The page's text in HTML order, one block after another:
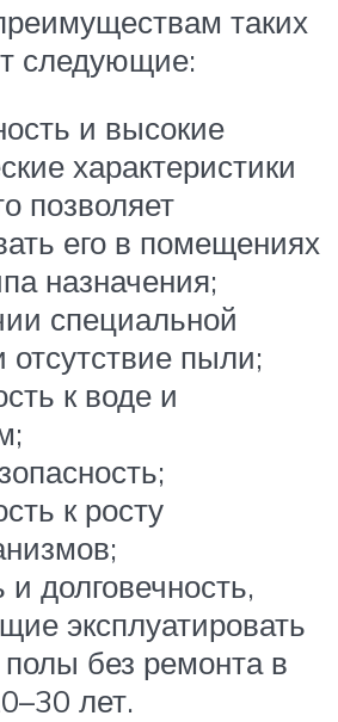
таких
следующие:
и высокие
характеристики
позволяет
его в помещениях
назначения;
специальной
отсутствие пыли;
к воде и
к росту
и долговечность,
эксплуатировать
без ремонта в
лет.